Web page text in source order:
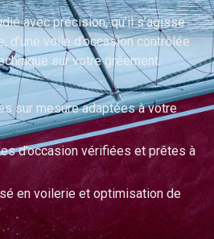
avec précision, qu’il s’agisse
d’une voile d’occasion contrôlée
sur votre gréement.
sur mesure adaptées à votre
d’occasion vérifiées et prêtes à
en voilerie et optimisation de